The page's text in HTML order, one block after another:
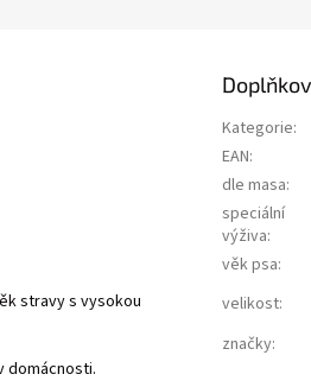
stravy s vysokou
domácnosti.
Kategorie:
EAN:
dle masa:
speciální
výživa:
věk psa:
velikost:
značky: